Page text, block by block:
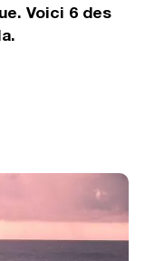
Voici 6 des